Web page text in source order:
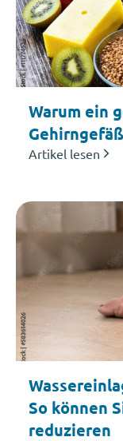
Warum ein
Artikel lesen
So können
reduzieren